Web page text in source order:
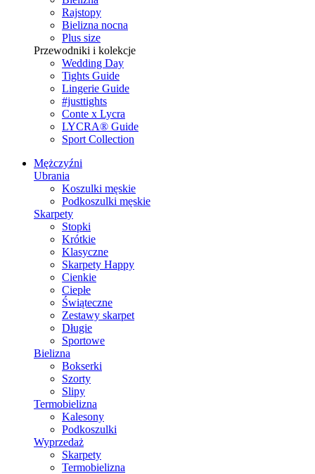
Rajstopy
Bielizna nocna
Plus size
Przewodniki i kolekcje
Wedding Day
Tights Guide
Lingerie Guide
#justtights
Conte x Lycra
LYCRA® Guide
Sport Сollection
Mężczyźni
Ubrania
Koszulki męskie
Podkoszulki męskie
Skarpety
Stopki
Krótkie
Klasyczne
Skarpety Happy
Cienkie
Ciepłe
Świąteczne
Zestawy skarpet
Długie
Sportowe
Bielizna
Bokserki
Szorty
Slipy
Termobielizna
Kalesony
Podkoszulki
Wyprzedaż
Skarpety
Termobielizna